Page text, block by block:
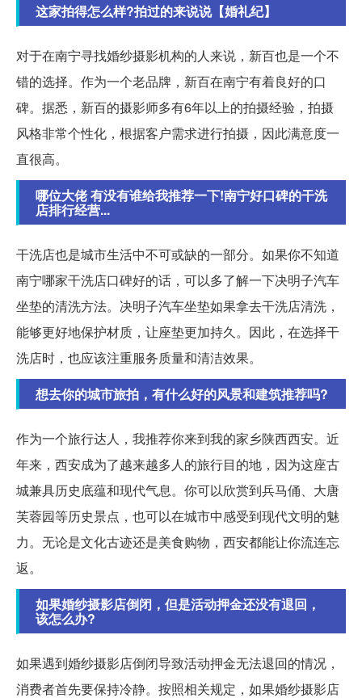
这家拍得怎么样?拍过的来说说【婚礼纪】
对于在南宁寻找婚纱摄影机构的人来说，新百也是一个不
错的选择。作为一个老品牌，新百在南宁有着良好的口
碑。据悉，新百的摄影师多有6年以上的拍摄经验，拍摄
风格非常个性化，根据客户需求进行拍摄，因此满意度一
直很高。
哪位大佬 有没有谁给我推荐一下!南宁好口碑的干洗
店排行经营...
干洗店也是城市生活中不可或缺的一部分。如果你不知道
南宁哪家干洗店口碑好的话，可以多了解一下决明子汽车
坐垫的清洗方法。决明子汽车坐垫如果拿去干洗店清洗，
能够更好地保护材质，让座垫更加持久。因此，在选择干
洗店时，也应该注重服务质量和清洁效果。
想去你的城市旅拍，有什么好的风景和建筑推荐吗?
作为一个旅行达人，我推荐你来到我的家乡陕西西安。近
年来，西安成为了越来越多人的旅行目的地，因为这座古
城兼具历史底蕴和现代气息。你可以欣赏到兵马俑、大唐
芙蓉园等历史景点，也可以在城市中感受到现代文明的魅
力。无论是文化古迹还是美食购物，西安都能让你流连忘
返。
如果婚纱摄影店倒闭，但是活动押金还没有退回，
该怎么办?
如果遇到婚纱摄影店倒闭导致活动押金无法退回的情况，
消费者首先要保持冷静。按照相关规定，如果婚纱摄影店